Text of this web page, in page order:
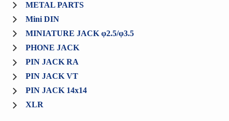
METAL PARTS
Mini DIN
MINIATURE JACK φ2.5/φ3.5
PHONE JACK
PIN JACK RA
PIN JACK VT
PIN JACK 14x14
XLR